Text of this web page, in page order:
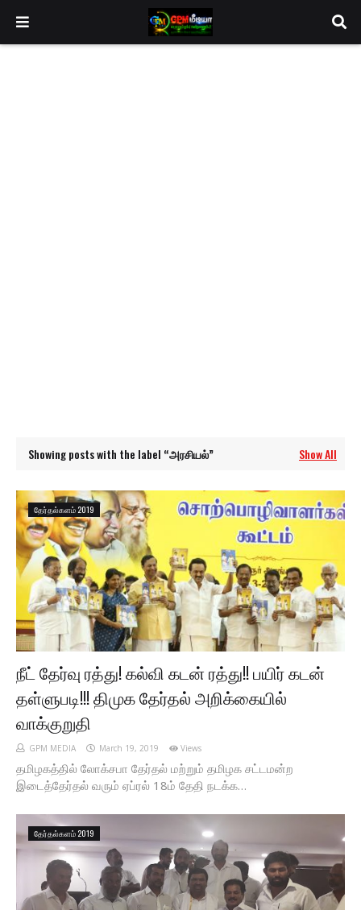
Showing posts with the label அரசியல் Show All
தேர்தல்களம் 2019
நீட் தேர்வு ரத்து! கல்வி கடன் ரத்து!! பயிர் கடன்
தள்ளுபடி!!! திமுக தேர்தல் அறிக்கையில்
வாக்குறுதி
GPM MEDIA March 19, 2019 Views
தமிழகத்தில் லோக்சபா தேர்தல் மற்றும் தமிழக சட்டமன்ற
இடைத்தேர்தல் வரும் ஏப்ரல் 18ம் தேதி நடக்க…
தேர்தல்களம் 2019